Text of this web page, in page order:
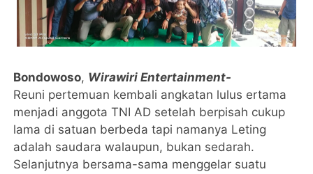
Bondowoso, Wirawiri Entertainment-
Reuni pertemuan kembali angkatan lulus ertama
menjadi anggota TNI AD setelah berpisah cukup
lama di satuan berbeda tapi namanya Leting
adalah saudara walaupun, bukan sedarah.
Selanjutnya bersama-sama menggelar suatu